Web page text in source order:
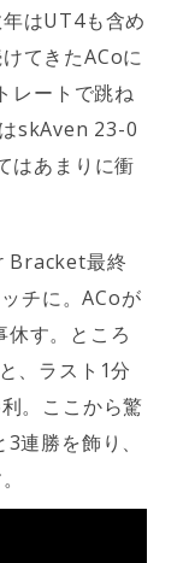
はUT4も含め
てきたACoに
レートで跳ね
skAven 23-0
はあまりに衝
Bracket最終
チに。ACoが
す。ところ
、ラスト1分
。ここから驚
連勝を飾り、